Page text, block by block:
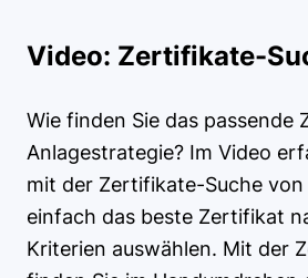
Video: Zertifikate-
Wie finden Sie das passende
Anlagestrategie? Im Video
mit der Zertifikate-Suche
einfach das beste Zertifikat
Kriterien auswählen. Mit der